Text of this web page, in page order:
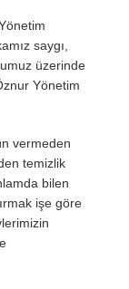
saygı,
üzerinde
Yönetim
vermeden
temizlik
bilen
işe göre